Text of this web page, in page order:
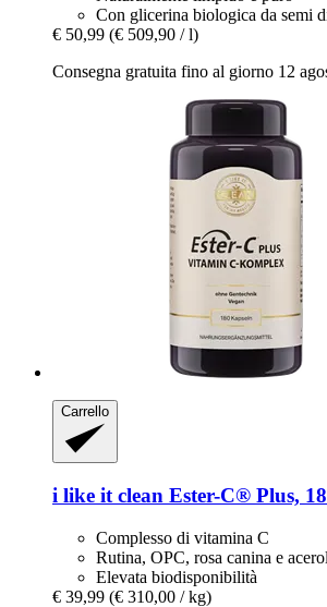
Con glicerina biologica da semi
€ 50,99 (€ 509,90 / l)
Consegna gratuita fino al giorno 12
Carrello
i like it clean Ester-​C® Plus,
Complesso di vitamina C
Rutina, OPC, rosa canina e
Elevata biodisponibilità
€ 39,99 (€ 310,00 / kg)